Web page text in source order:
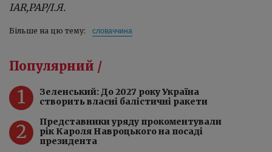
IAR,PAP/І.Я.
Більше на цю тему: словаччина
Популярний /
1
Зеленський: До 2027 року Україна
створить власні балістичні ракети
2
Представники уряду прокоментували
рік Кароля Навроцького на посаді
президента